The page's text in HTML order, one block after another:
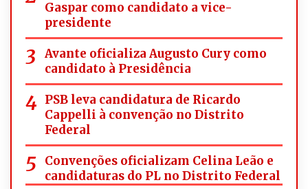
Gaspar como candidato a vice-
presidente
Avante oficializa Augusto Cury como
candidato à Presidência
PSB leva candidatura de Ricardo
Cappelli à convenção no Distrito
Federal
Convenções oficializam Celina Leão e
candidaturas do PL no Distrito Federal